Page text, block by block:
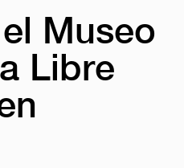
México
México
Museo
Libre